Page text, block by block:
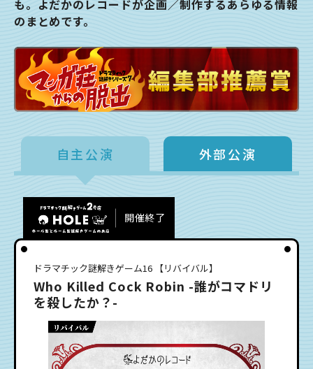
も。よだかのレコードが企画／制作するあらゆる情報
のまとめです。
自主公演 外部公演
開催終了
ドラマチック謎解きゲーム16 【リバイバル】
Who Killed Cock Robin -誰がコマドリ
を殺したか？-